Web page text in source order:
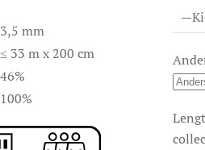
3,5 mm
≤ 33 m x 200 cm
46%
100%